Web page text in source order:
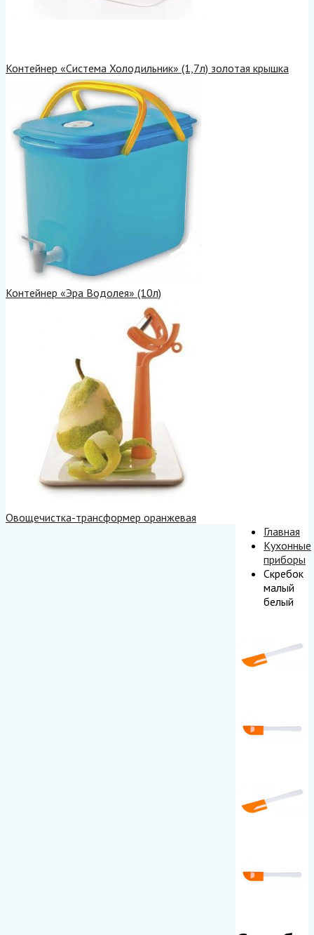
Контейнер «Система Холодильник» (1,7л) золотая крышка
Контейнер «Эра Водолея» (10л)
Овощечистка-трансформер оранжевая
Главная
Кухонные
приборы
Скребок
малый
белый